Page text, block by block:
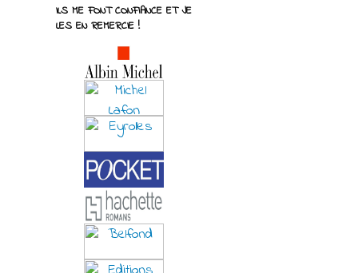
ILS ME FONT CONFIANCE ET JE
LES EN REMERCIE !